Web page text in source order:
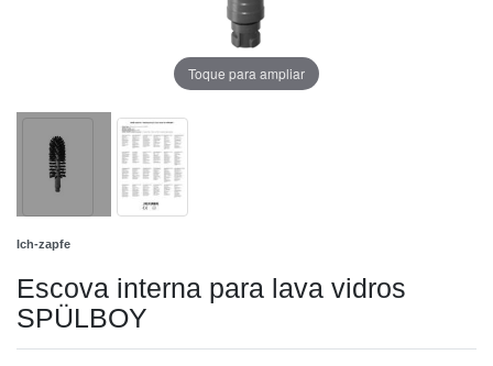
Toque para ampliar
Ich-zapfe
Escova interna para lava vidros
SPÜLBOY